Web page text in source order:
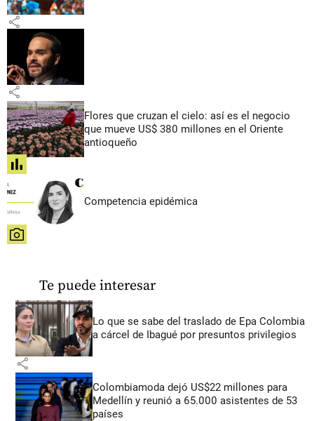
share
share
Flores que cruzan el cielo: así es el negocio
que mueve US$ 380 millones en el Oriente
antioqueño
share
Competencia epidémica
share
Te puede interesar
Lo que se sabe del traslado de Epa Colombia
a cárcel de Ibagué por presuntos privilegios
share
Colombiamoda dejó US$22 millones para
Medellín y reunió a 65.000 asistentes de 53
países